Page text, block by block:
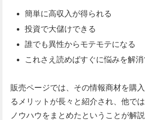
簡単に高収入が得られる
投資で大儲けできる
誰でも異性からモテモテになる
これさえ読めばすぐに悩みを解消
販売ページでは、その情報商材を購
るメリットが長々と紹介され、他で
ノウハウをまとめたということが解